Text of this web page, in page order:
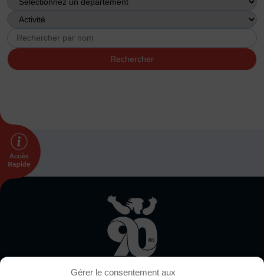
Gérer le consentement aux
DÉVELOPPEMENT
Championnat de France FSGT
Enfance / Famille
Écologie
Sport avec les exilés
ÉTHIQUE SPORTIVE
Signalement violences sexistes et sexuelles
Protéger les pratiquant.es
Prévenir les discriminations
Agir contre le dopage et les conduites dopantes
Clair Sombre